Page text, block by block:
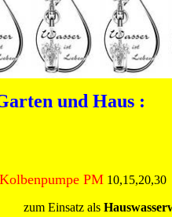
und Haus :
Kolbenpumpe PM 10,15,20,30
zum Einsatz als